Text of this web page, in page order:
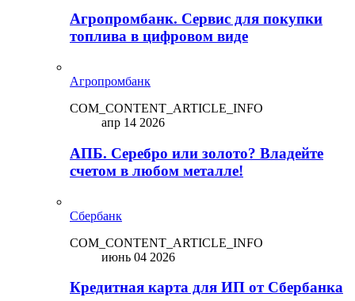
Агропромбанк. Сервис для покупки
топлива в цифровом виде
Агропромбанк
COM_CONTENT_ARTICLE_INFO
апр 14 2026
АПБ. Серебро или золото? Владейте
счетом в любом металле!
Сбербанк
COM_CONTENT_ARTICLE_INFO
июнь 04 2026
Кредитная карта для ИП от Сбербанка